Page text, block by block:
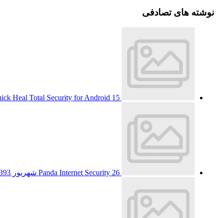
نوشته های تصادفی
Heal Total Security for Android 15 شهریور 1393
Panda Internet Security 26 شهریور 1393